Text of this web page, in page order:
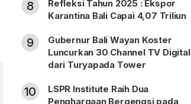
8
Refleksi Tahun 2025 : Ekspor
Karantina Bali Capai 4,07 Triliun
9
Gubernur Bali Wayan Koster
Luncurkan 30 Channel TV Digital
dari Turyapada Tower
10
LSPR Institute Raih Dua
Penghargaan Bergengsi pada